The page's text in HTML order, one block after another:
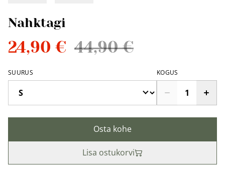
Nahktagi
24,90 € 44,90 €
SUURUS KOGUS
Osta kohe
Lisa ostukorvi